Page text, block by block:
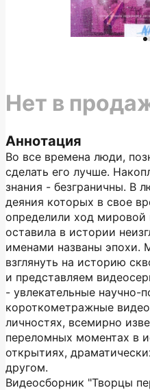
Аннотация
Во все времена люди,
сделать его лучше.
знания - безграничны. В
деяния которых в свое
определили ход
оставила в истории
именами названы эпохи.
взглянуть на историю
и представляем
- увлекательные научно-
короткометражные
личностях, всемирно
переломных моментах в
открытиях,
другом.
Видеосборник "Творцы
Нет в